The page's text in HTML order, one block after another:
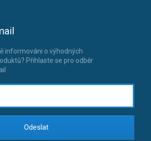
informováni o výhodných
Přihlaste se pro odběr
Odeslat